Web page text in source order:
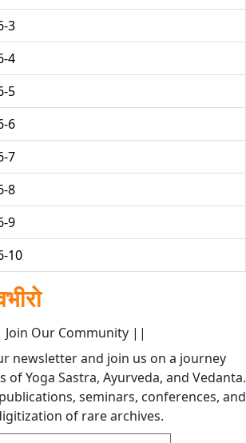
3
4
5
6
7
8
9
10
Our Community ||
newsletter and join us on a journey
Yoga Sastra, Ayurveda, and Vedanta.
seminars, conferences, and
of rare archives.